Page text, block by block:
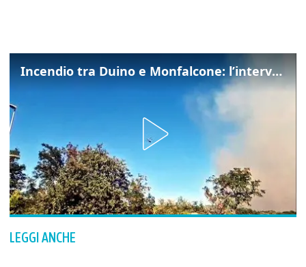
Incendio tra Duino e Monfalcone: l’intervento dei vigili del fuoco
LEGGI ANCHE